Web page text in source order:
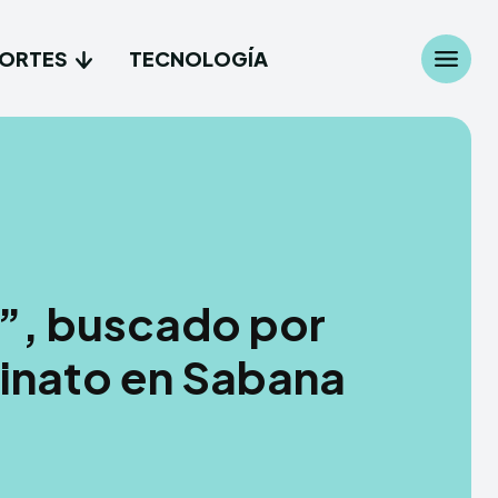
TECNOLOGÍA
buscado por
en Sabana